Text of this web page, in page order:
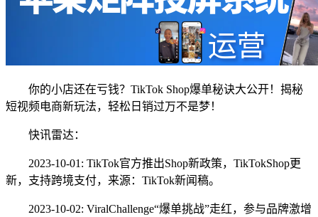
你的小店还在亏钱？TikTok Shop爆单秘诀大公开！揭秘
短视频电商新玩法，轻松日销过万不是梦！
快讯雷达：
2023-10-01: TikTok官方推出Shop新政策，TikTokShop更
新，支持跨境支付，来源：TikTok新闻稿。
2023-10-02: ViralChallenge“爆单挑战”走红，参与品牌激增